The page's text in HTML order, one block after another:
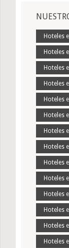
Hoteles
Hoteles
Hoteles
Hoteles
Hoteles
Hoteles
Hoteles
Hoteles
Hoteles
Hoteles
Hoteles
Hoteles
Hoteles
Hoteles